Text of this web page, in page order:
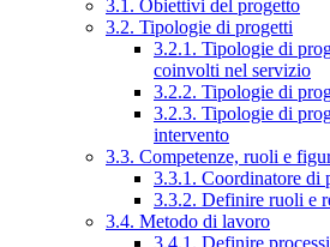
3.1. Obiettivi del progetto
3.2. Tipologie di progetti
3.2.1. Tipologie di
coinvolti nel servizio
3.2.2. Tipologie di
3.2.3. Tipologie di
intervento
3.3. Competenze, ruoli e
3.3.1. Coordinatore di
3.3.2. Definire ruoli e
3.4. Metodo di lavoro
3.4.1. Definire